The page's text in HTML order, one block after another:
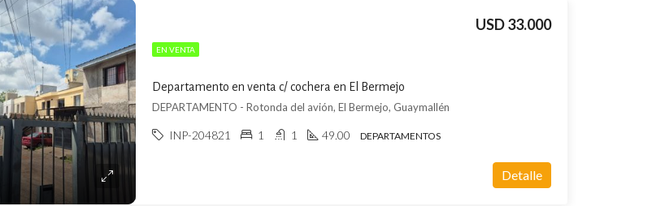
EN VENTA
Departamento en venta c/ cochera en El Bermejo
USD 33.000
DEPARTAMENTO - Rotonda del avión, El Bermejo, Guaymallén
INP-204821 1 1 49.00 DEPARTAMENTOS
Detalle